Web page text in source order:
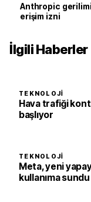
Anthropic
erişim izni
İlgili Haberler
TEKNOLOJI
Hava trafiği
başlıyor
TEKNOLOJI
Meta, yeni
kullanıma sundu